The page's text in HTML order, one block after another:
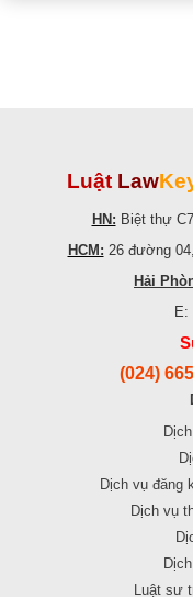
Luật Law
HN: Biệt thự
HCM: 26 đường
Hải
E:
(024)
Dịch vụ đăng
Dịch vụ
Luật sư